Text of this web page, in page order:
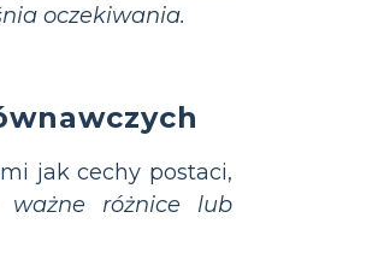
oczekiwania.
jak cechy postaci,
różnice lub